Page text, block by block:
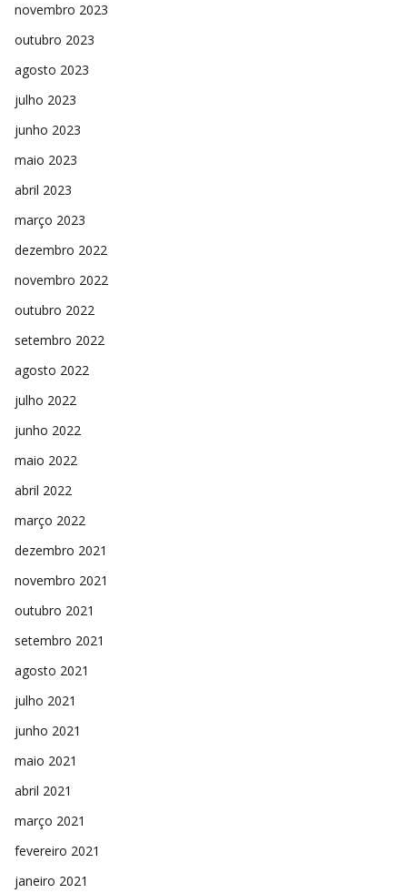
novembro 2023
outubro 2023
agosto 2023
julho 2023
junho 2023
maio 2023
abril 2023
março 2023
dezembro 2022
novembro 2022
outubro 2022
setembro 2022
agosto 2022
julho 2022
junho 2022
maio 2022
abril 2022
março 2022
dezembro 2021
novembro 2021
outubro 2021
setembro 2021
agosto 2021
julho 2021
junho 2021
maio 2021
abril 2021
março 2021
fevereiro 2021
janeiro 2021